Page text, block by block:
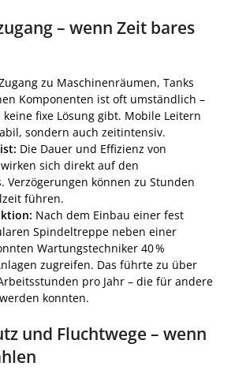
– wenn Zeit bares
zu Maschinenräumen, Tanks
Komponenten ist oft umständlich –
fixe Lösung gibt. Mobile Leitern
sondern auch zeitintensiv.
Die Dauer und Effizienz von
sich direkt auf den
Verzögerungen können zu Stunden
führen.
Nach dem Einbau einer fest
Spindeltreppe neben einer
Wartungstechniker 40 %
zugreifen. Das führte zu über
pro Jahr – die für andere
konnten.
und Fluchtwege – wenn